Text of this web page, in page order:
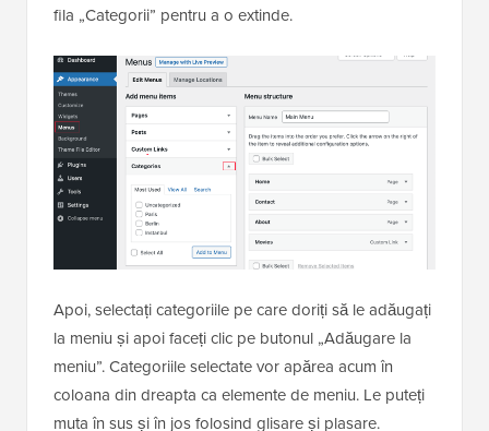
fila „Categorii” pentru a o extinde.
Apoi, selectați categoriile pe care doriți să le adăugați
la meniu și apoi faceți clic pe butonul „Adăugare la
meniu”. Categoriile selectate vor apărea acum în
coloana din dreapta ca elemente de meniu. Le puteți
muta în sus și în jos folosind glisare și plasare.